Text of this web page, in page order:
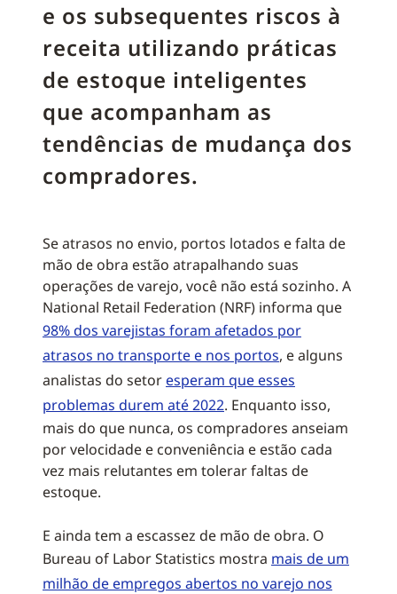
e os subsequentes riscos à
receita utilizando práticas
de estoque inteligentes
que acompanham as
tendências de mudança dos
compradores.
Se atrasos no envio, portos lotados e falta de
mão de obra estão atrapalhando suas
operações de varejo, você não está sozinho. A
National Retail Federation (NRF) informa que
98% dos varejistas foram afetados por
atrasos no transporte e nos portos, e alguns
analistas do setor esperam que esses
problemas durem até 2022. Enquanto isso,
mais do que nunca, os compradores anseiam
por velocidade e conveniência e estão cada
vez mais relutantes em tolerar faltas de
estoque.
E ainda tem a escassez de mão de obra. O
Bureau of Labor Statistics mostra mais de um
milhão de empregos abertos no varejo nos